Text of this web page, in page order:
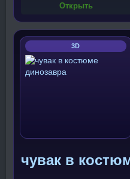
Открыть
3D
чувак в